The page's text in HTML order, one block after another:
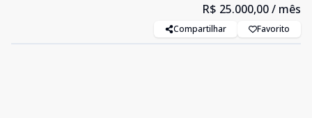
R$ 25.000,00/ mês
Compartilhar Favorito